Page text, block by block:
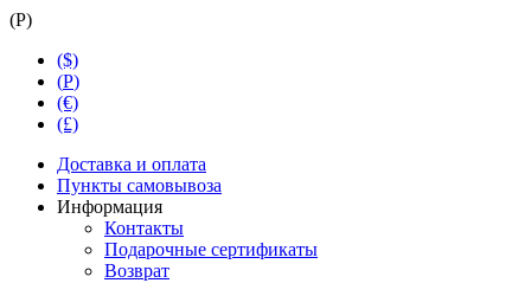
(Р)
($)
(Р)
(€)
(£)
Доставка и оплата
Пункты самовывоза
Информация
Контакты
Подарочные сертификаты
Возврат